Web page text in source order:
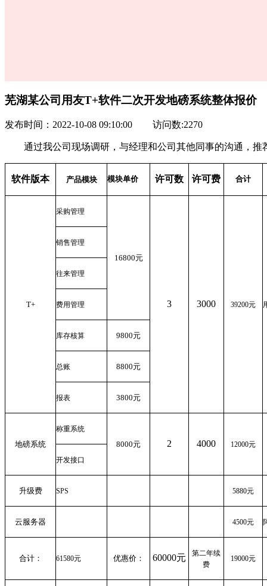
芜湖某公司用友T+软件二次开发地磅系统整体报价
发布时间：2022-10-08 09:10:00 访问数:2270
通过我公司现场调研，与经理和公司其他同事的沟通，
软件版本 产品模块 模块单价 许可数 许可费 合计
T+
采购管理
16800元
3 3000 39200元
销售管理
往来管理
费用管理
库存核算 9800元
总账 8800元
报表 3800元
地磅系统
称重系统
8000元 2 4000 12000元
开发接口
升级费 SPS 5880元
云服务器 4500元
合计： 61580元 优惠价： 60000元
第二年续
费
19000元